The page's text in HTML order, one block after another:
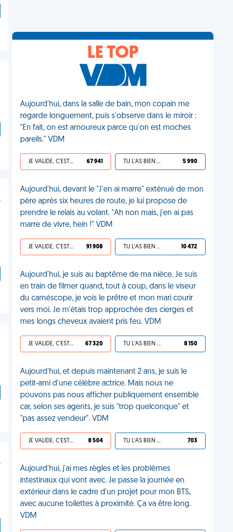
LE TOP
Aujourd'hui, dans la salle de bain, mon copain me
regarde longuement, puis s'observe dans le miroir :
"En fait, on est amoureux parce qu'on est moches
pareils." VDM
JE VALIDE, C'EST UNE VDM 67 941 TU L'AS BIEN MÉRITÉ 5 990
Aujourd'hui, devant le "J'en ai marre" exténué de mon
père après six heures de route, je lui propose de
prendre le relais au volant. "Ah non mais, j'en ai pas
marre de vivre, hein !" VDM
JE VALIDE, C'EST UNE VDM 91 908 TU L'AS BIEN MÉRITÉ 10 472
Aujourd'hui, je suis au baptême de ma nièce. Je suis
en train de filmer quand, tout à coup, dans le viseur
du caméscope, je vois le prêtre et mon mari courir
vers moi. Je m'étais trop approchée des cierges et
mes longs cheveux avaient pris feu. VDM
JE VALIDE, C'EST UNE VDM 67 320 TU L'AS BIEN MÉRITÉ 8 150
Aujourd'hui, et depuis maintenant 2 ans, je suis le
petit-ami d'une célèbre actrice. Mais nous ne
pouvons pas nous afficher publiquement ensemble
car, selon ses agents, je suis "trop quelconque" et
"pas assez vendeur". VDM
JE VALIDE, C'EST UNE VDM 8 504 TU L'AS BIEN MÉRITÉ 703
Aujourd'hui, j'ai mes règles et les problèmes
intestinaux qui vont avec. Je passe la journée en
extérieur dans le cadre d'un projet pour mon BTS,
avec aucune toilettes à proximité. Ça va être long.
VDM